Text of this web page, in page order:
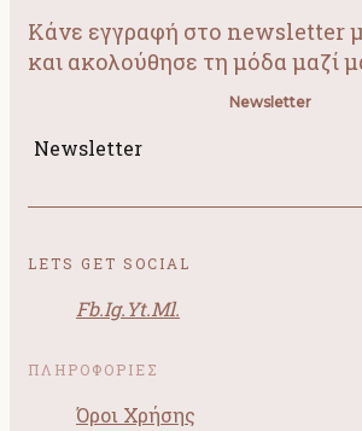
Κάνε εγγραφή στο newsletter
και ακολούθησε τη μόδα μαζί
Newsletter
Newsletter
LETS GET SOCIAL
Fb.Ig.Yt.Ml.
ΠΛΗΡΟΦΟΡΙΕΣ
Όροι Χρήσης